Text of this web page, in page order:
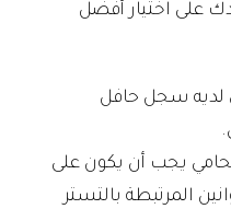
على اختيار أفضل
لديه سجل حافل
يجب أن يكون على
المرتبطة بالتستر